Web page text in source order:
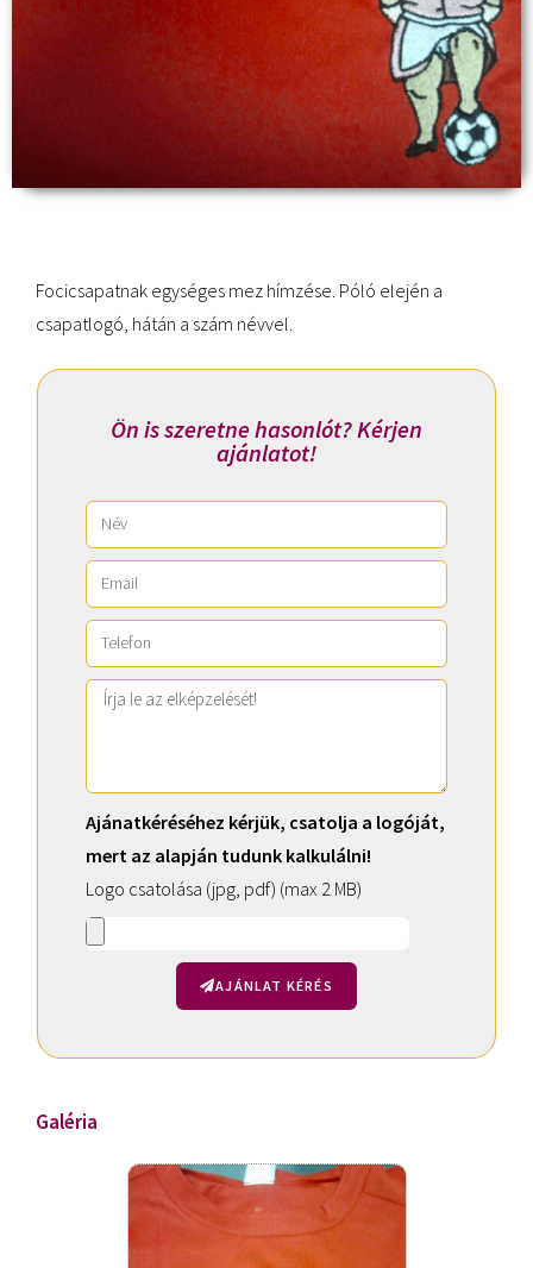
Focicsapatnak egységes mez hímzése. Póló elején a
csapatlogó, hátán a szám névvel.
Ön is szeretne hasonlót? Kérjen
ajánlatot!
Ajánatkéréséhez kérjük, csatolja a logóját,
mert az alapján tudunk kalkulálni!
Logo csatolása (jpg, pdf) (max 2 MB)
AJÁNLAT KÉRÉS
l
e
Galéria